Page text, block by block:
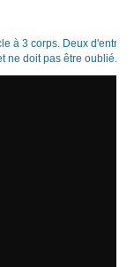
à 3 corps. Deux
ne doit pas être oublié.